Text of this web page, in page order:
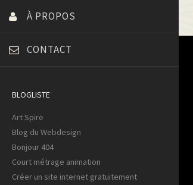
À PROPOS
CONTACT
BLOGLISTE
Art Spire
Blog du Webdesign
Bonjour 404
Court métrage animation
Créer un site internet gratuitement